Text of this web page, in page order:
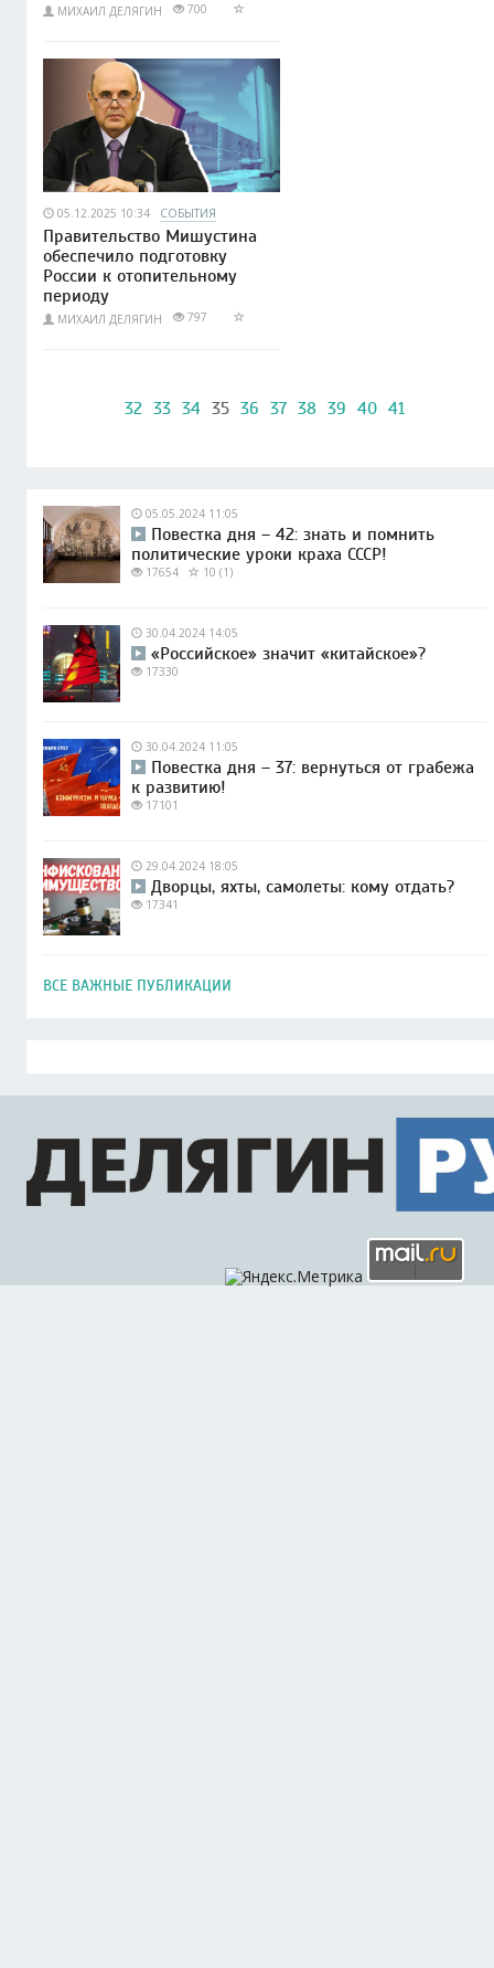
МИХАИЛ ДЕЛЯГИН 700
05.12.2025 10:34 СОБЫТИЯ
Правительство Мишустина
обеспечило подготовку
России к отопительному
периоду
МИХАИЛ ДЕЛЯГИН 797
32 33 34 35 36 37 38 39 40 41
05.05.2024 11:05
Повестка дня – 42: знать и помнить
политические уроки краха СССР!
17654 10 (1)
30.04.2024 14:05
«Российское» значит «китайское»?
17330
30.04.2024 11:05
Повестка дня – 37: вернуться от грабежа
к развитию!
17101
29.04.2024 18:05
Дворцы, яхты, самолеты: кому отдать?
17341
ВСЕ ВАЖНЫЕ ПУБЛИКАЦИИ